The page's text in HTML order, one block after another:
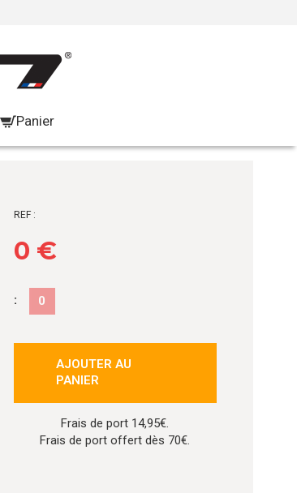
Panier
REF :
0 €
: 0
AJOUTER AU
PANIER
Frais de port 14,95€.
Frais de port offert dès 70€.